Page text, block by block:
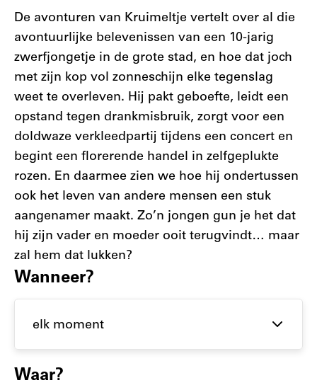
De avonturen van Kruimeltje vertelt over al die
avontuurlijke belevenissen van een 10-jarig
zwerfjongetje in de grote stad, en hoe dat joch
met zijn kop vol zonneschijn elke tegenslag
weet te overleven. Hij pakt geboefte, leidt een
opstand tegen drankmisbruik, zorgt voor een
doldwaze verkleedpartij tijdens een concert en
begint een florerende handel in zelfgeplukte
rozen. En daarmee zien we hoe hij ondertussen
ook het leven van andere mensen een stuk
aangenamer maakt. Zo’n jongen gun je het dat
hij zijn vader en moeder ooit terugvindt… maar
zal hem dat lukken?
Filter
activiteiten
Wanneer?
Waar?